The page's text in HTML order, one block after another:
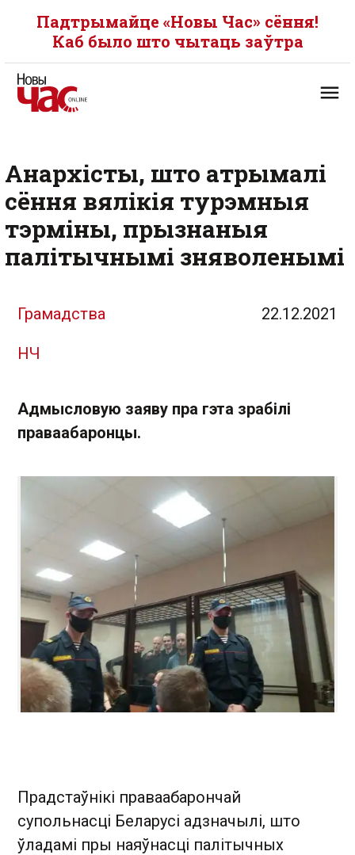
Падтрымайце «Новы Час» сёння!
Каб было што чытаць заўтра
Анархісты, што атрымалі
сёння вялікія турэмныя
тэрміны, прызнаныя
палітычнымі зняволенымі
Грамадства 22.12.2021
НЧ
Адмысловую заяву пра гэта зрабілі
праваабаронцы.
Прадстаўнікі праваабарончай
супольнасці Беларусі адзначылі, што
ўладамі пры наяўнасці палітычных